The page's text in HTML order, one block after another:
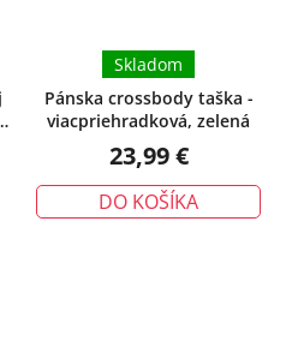
Pánska crossbody taška -
viacpriehradková, zelená
Skladom
23,99 €
DO KOŠÍKA